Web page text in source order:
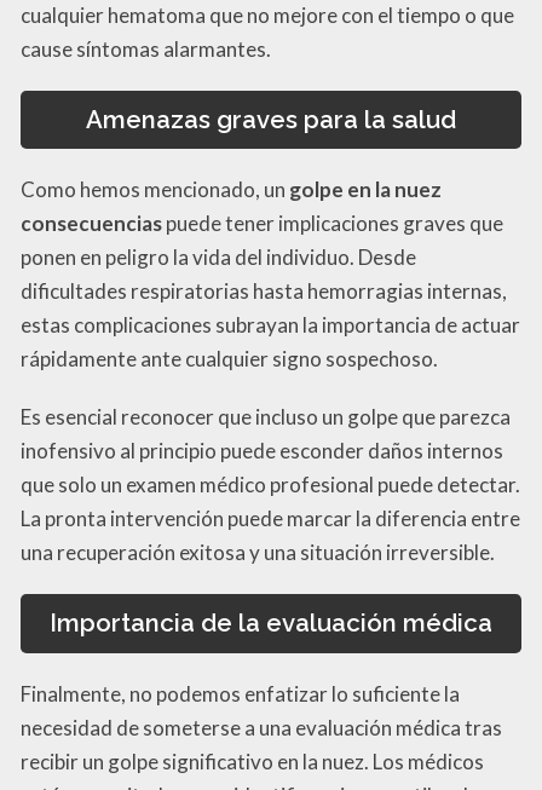
cualquier hematoma que no mejore con el tiempo o que
cause síntomas alarmantes.
Amenazas graves para la salud
Como hemos mencionado, un golpe en la nuez
consecuenciaspuede tener implicaciones graves que
ponen en peligro la vida del individuo. Desde
dificultades respiratorias hasta hemorragias internas,
estas complicaciones subrayan la importancia de actuar
rápidamente ante cualquier signo sospechoso.
Es esencial reconocer que incluso un golpe que parezca
inofensivo al principio puede esconder daños internos
que solo un examen médico profesional puede detectar.
La pronta intervención puede marcar la diferencia entre
una recuperación exitosa y una situación irreversible.
Importancia de la evaluación médica
Finalmente, no podemos enfatizar lo suficiente la
necesidad de someterse a una evaluación médica tras
recibir un golpe significativo en la nuez. Los médicos